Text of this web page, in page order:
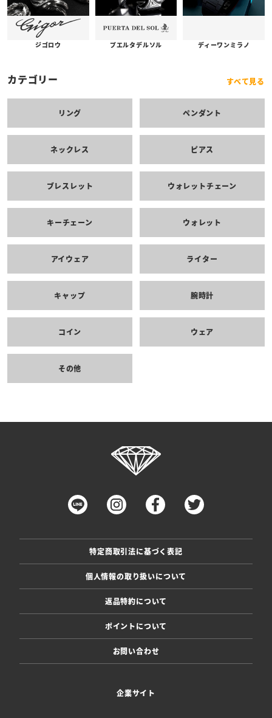
ジゴロウ プエルタデルソル ディーワンミラノ
カテゴリー すべて見る
リング ペンダント
ネックレス ピアス
ブレスレット ウォレットチェーン
キーチェーン ウォレット
アイウェア ライター
キャップ 腕時計
コイン ウェア
その他
特定商取引法に基づく表記
個人情報の取り扱いについて
返品特約について
ポイントについて
お問い合わせ
企業サイト